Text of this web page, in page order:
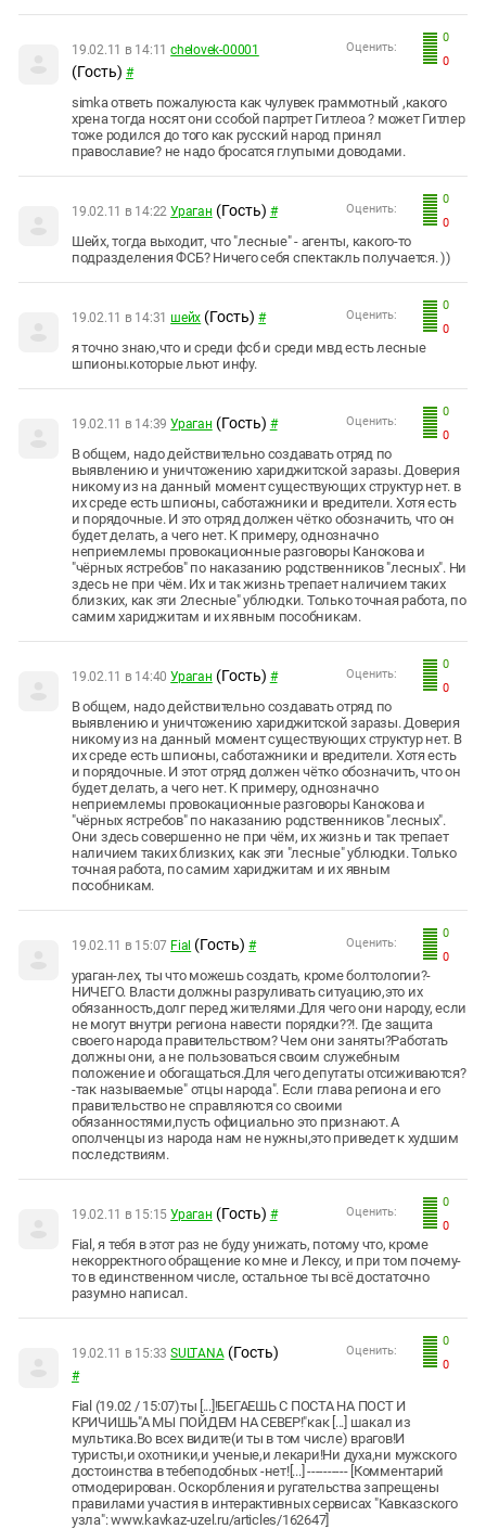
0
0
Оценить:
19.02.11 в 14:11 chelovek-00001
(Гость) #
simka ответь пожалуюста как чулувек граммотный ,какого
хрена тогда носят они ссобой партрет Гитлеоа ? может Гитлер
тоже родился до того как русский народ принял
православие? не надо бросатся глупыми доводами.
0
0
Оценить:
19.02.11 в 14:22 Ураган (Гость) #
Шейх, тогда выходит, что "лесные" - агенты, какого-то
подразделения ФСБ? Ничего себя спектакль получается. ))
0
0
Оценить:
19.02.11 в 14:31 шейх (Гость) #
я точно знаю,что и среди фсб и среди мвд есть лесные
шпионы.которые льют инфу.
0
0
Оценить:
19.02.11 в 14:39 Ураган (Гость) #
В общем, надо действительно создавать отряд по
выявлению и уничтожению хариджитской заразы. Доверия
никому из на данный момент существующих структур нет. в
их среде есть шпионы, саботажники и вредители. Хотя есть
и порядочные. И это отряд должен чётко обозначить, что он
будет делать, а чего нет. К примеру, однозначно
неприемлемы провокационные разговоры Канокова и
"чёрных ястребов" по наказанию родственников "лесных". Ни
здесь не при чём. Их и так жизнь трепает наличием таких
близких, как эти 2лесные" ублюдки. Только точная работа, по
самим хариджитам и их явным пособникам.
0
0
Оценить:
19.02.11 в 14:40 Ураган (Гость) #
В общем, надо действительно создавать отряд по
выявлению и уничтожению хариджитской заразы. Доверия
никому из на данный момент существующих структур нет. В
их среде есть шпионы, саботажники и вредители. Хотя есть
и порядочные. И этот отряд должен чётко обозначить, что он
будет делать, а чего нет. К примеру, однозначно
неприемлемы провокационные разговоры Канокова и
"чёрных ястребов" по наказанию родственников "лесных".
Они здесь совершенно не при чём, их жизнь и так трепает
наличием таких близких, как эти "лесные" ублюдки. Только
точная работа, по самим хариджитам и их явным
пособникам.
0
0
Оценить:
19.02.11 в 15:07 Fial (Гость) #
ураган-лех, ты что можешь создать, кроме болтологии?-
НИЧЕГО. Власти должны разруливать ситуацию,это их
обязанность,долг перед жителями.Для чего они народу, если
не могут внутри региона навести порядки??!. Где защита
своего народа правительством? Чем они заняты?Работать
должны они, а не пользоваться своим служебным
положение и обогащаться.Для чего депутаты отсиживаются?
-так называемые" отцы народа". Если глава региона и его
правительство не справляются со своими
обязанностями,пусть официально это признают. А
ополченцы из народа нам не нужны,это приведет к худшим
последствиям.
0
0
Оценить:
19.02.11 в 15:15 Ураган (Гость) #
Fial, я тебя в этот раз не буду унижать, потому что, кроме
некорректного обращение ко мне и Лексу, и при том почему-
то в единственном числе, остальное ты всё достаточно
разумно написал.
0
0
Оценить:
19.02.11 в 15:33 SULTANA (Гость)
#
Fial (19.02 / 15:07)ты [...]!БЕГАЕШЬ С ПОСТА НА ПОСТ И
КРИЧИШЬ"А МЫ ПОЙДЕМ НА СЕВЕР!"как [...] шакал из
мультика.Во всех видите(и ты в том числе) врагов!И
туристы,и охотники,и ученые,и лекари!Ни духа,ни мужского
достоинства в тебеподобных -нет![...] ---------- [Комментарий
отмодерирован. Оскорбления и ругательства запрещены
правилами участия в интерактивных сервисах "Кавказского
узла": www.kavkaz-uzel.ru/articles/162647]